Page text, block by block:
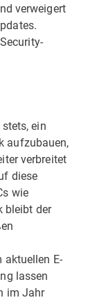
verweigert
ein
aufzubauen,
verbreitet
diese
wie
bleibt der
E-
lassen
im Jahr